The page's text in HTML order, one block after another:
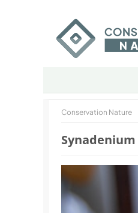
Conservation Nature
Synadenium